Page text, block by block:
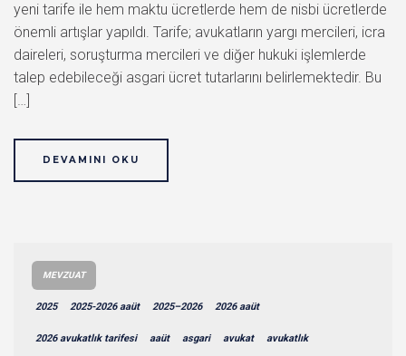
yeni tarife ile hem maktu ücretlerde hem de nisbi ücretlerde
önemli artışlar yapıldı. Tarife; avukatların yargı mercileri, icra
daireleri, soruşturma mercileri ve diğer hukuki işlemlerde
talep edebileceği asgari ücret tutarlarını belirlemektedir. Bu
[…]
DEVAMINI OKU
MEVZUAT
2025 2025-2026 aaüt 2025–2026 2026 aaüt
2026 avukatlık tarifesi aaüt asgari avukat avukatlık